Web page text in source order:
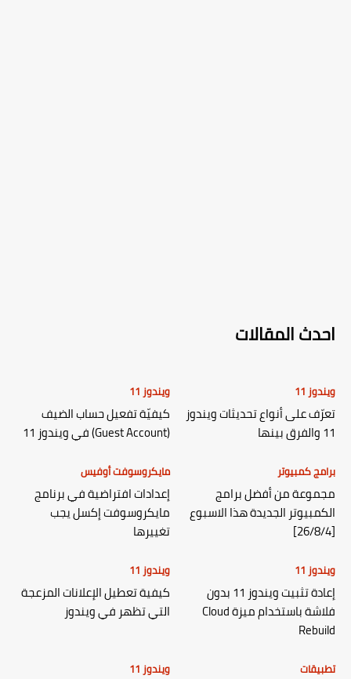
احدث المقالات
ويندوز 11
تعرّف على أنواع تحديثات ويندوز
11 والفرق بينها
ويندوز 11
كيفيّة تفعيل حساب الضيف
(Guest Account) في ويندوز 11
برامج كمبيوتر
مجموعة من أفضل برامج
الكمبيوتر الجديدة هذا الاسبوع
[26/8/4]
مايكروسوفت أوفيس
إعدادات افتراضية في برنامج
مايكروسوفت إكسل يجب
تغييرها
ويندوز 11
إعادة تثبيت ويندوز 11 بدون
فلاشة باستخدام ميزة Cloud
Rebuild
ويندوز 11
كيفية تعطيل الإعلانات المزعجة
التي تظهر في ويندوز
تطبيقات ويندوز 11